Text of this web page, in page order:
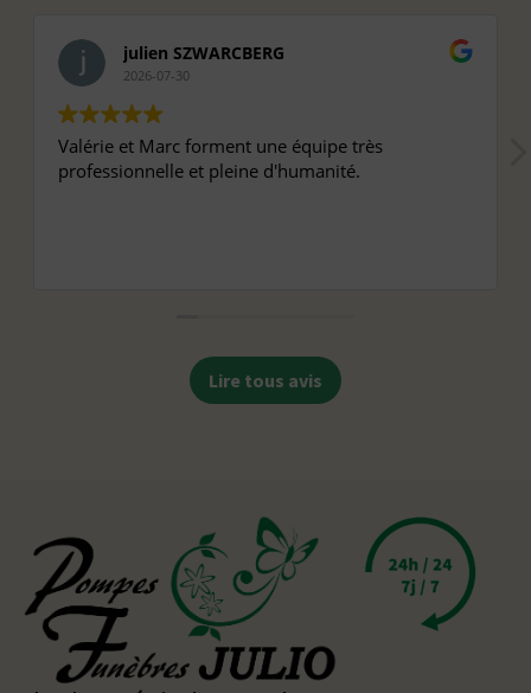
julien SZWARCBERG
2026-07-30
Valérie et Marc forment une équipe très
professionnelle et pleine d'humanité.
Lire tous avis